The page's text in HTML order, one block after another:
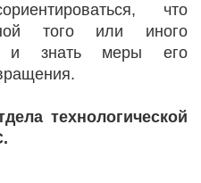
что
того или иного
и знать меры его
технологической